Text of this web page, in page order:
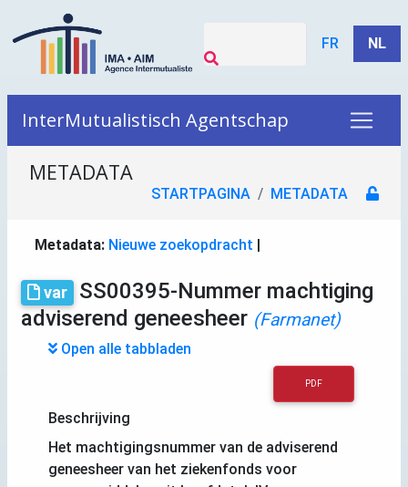
FR NL
InterMutualistisch Agentschap
METADATA
STARTPAGINA METADATA
Metadata: Nieuwe zoekopdracht |
var
SS00395-Nummer machtiging
adviserend geneesheer (Farmanet)
Open alle tabbladen
PDF
Beschrijving
Het machtigingsnummer van de adviserend
geneesheer van het ziekenfonds voor